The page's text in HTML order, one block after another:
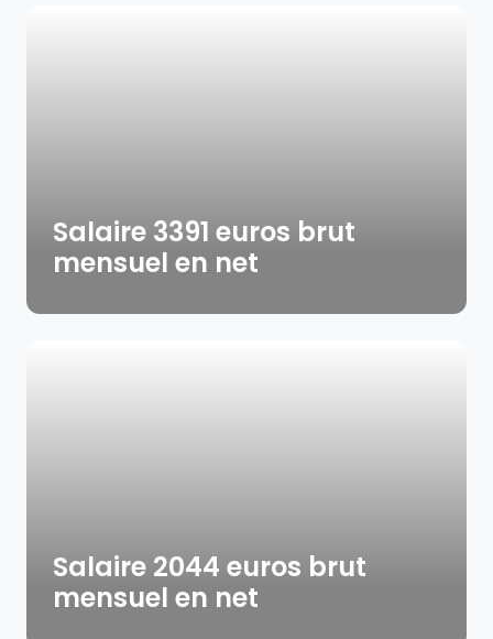
Salaire 3391 euros brut
mensuel en net
Salaire 2044 euros brut
mensuel en net